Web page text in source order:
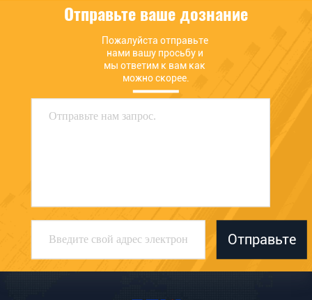
Отправьте ваше дознание
Пожалуйста отправьте
нами вашу просьбу и
мы ответим к вам как
можно скорее.
Отправьте